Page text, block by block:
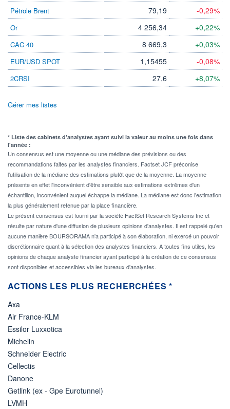
Pétrole Brent 79,19 -0,29%
Or 4 256,34 +0,22%
CAC 40 8 669,3 +0,03%
EUR/USD SPOT 1,15455 -0,08%
2CRSI 27,6 +8,07%
Gérer mes listes
* Liste des cabinets d'analystes ayant suivi la valeur au moins une fois dans
l'année :
Un consensus est une moyenne ou une médiane des prévisions ou des
recommandations faites par les analystes financiers. Factset JCF préconise
l'utilisation de la médiane des estimations plutôt que de la moyenne. La moyenne
présente en effet l'inconvénient d'être sensible aux estimations extrêmes d'un
échantillon, inconvénient auquel échappe la médiane. La médiane est donc l'estimation
la plus généralement retenue par la place financière.
Le présent consensus est fourni par la société FactSet Research Systems Inc et
résulte par nature d'une diffusion de plusieurs opinions d'analystes. Il est rappelé qu'en
aucune manière BOURSORAMA n'a participé à son élaboration, ni exercé un pouvoir
discrétionnaire quant à la sélection des analystes financiers. A toutes fins utiles, les
opinions de chaque analyste financier ayant participé à la création de ce consensus
sont disponibles et accessibles via les bureaux d'analystes.
ACTIONS LES PLUS RECHERCHÉES *
Axa
Air France-KLM
Essilor Luxxotica
Michelin
Schneider Electric
Cellectis
Danone
Getlink (ex - Gpe Eurotunnel)
LVMH